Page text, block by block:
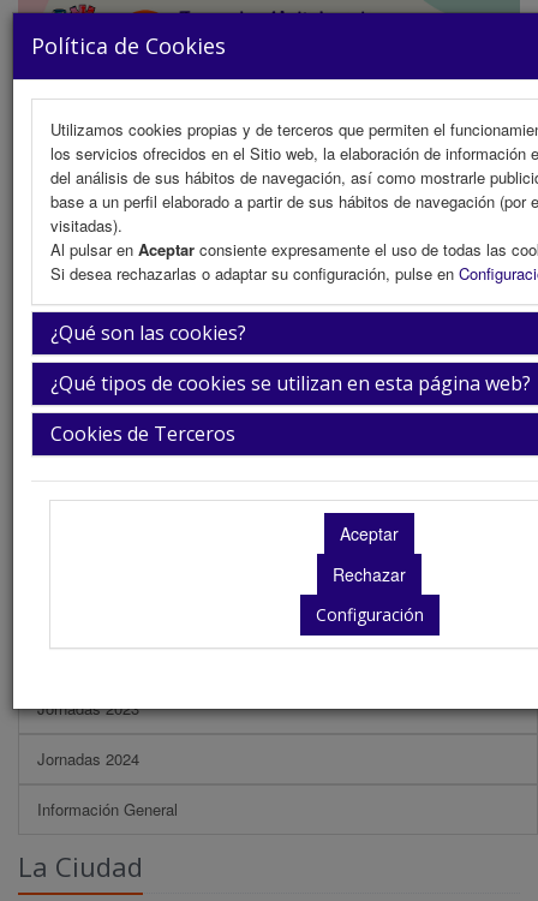
Política de Cookies
Utilizamos cookies propias y de terceros que permiten el
los servicios ofrecidos en el Sitio web, la elaboración de información
del análisis de sus hábitos de navegación, así como mostrarle
base a un perfil elaborado a partir de sus hábitos de navegación (por
visitadas).
Al pulsar en Aceptar consiente expresamente el uso de todas las
Si desea rechazarlas o adaptar su configuración, pulse en
¿Qué son las cookies?
¿Qué tipos de cookies se utilizan en esta página web?
Cookies de Terceros
Configuración
MENU
Presentación
La ciudad
La sede
Secretaría Técnica
Jornadas 2017
Jornadas 2018
Jornadas 2023
Jornadas 2024
Información General
La Ciudad